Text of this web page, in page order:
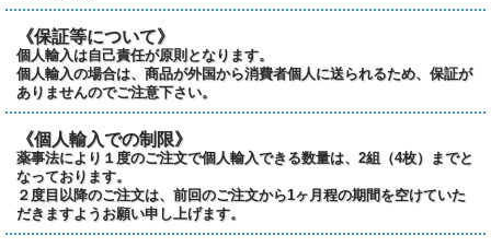
《保証等について》
個人輸入は自己責任が原則となります。
個人輸入の場合は、商品が外国から消費者個人に送られるため、保証が
ありませんのでご注意下さい。
《個人輸入での制限》
薬事法により１度のご注文で個人輸入できる数量は、2組（4枚）までと
なっております。
２度目以降のご注文は、前回のご注文から1ヶ月程の期間を空けていた
だきますようお願い申し上げます。